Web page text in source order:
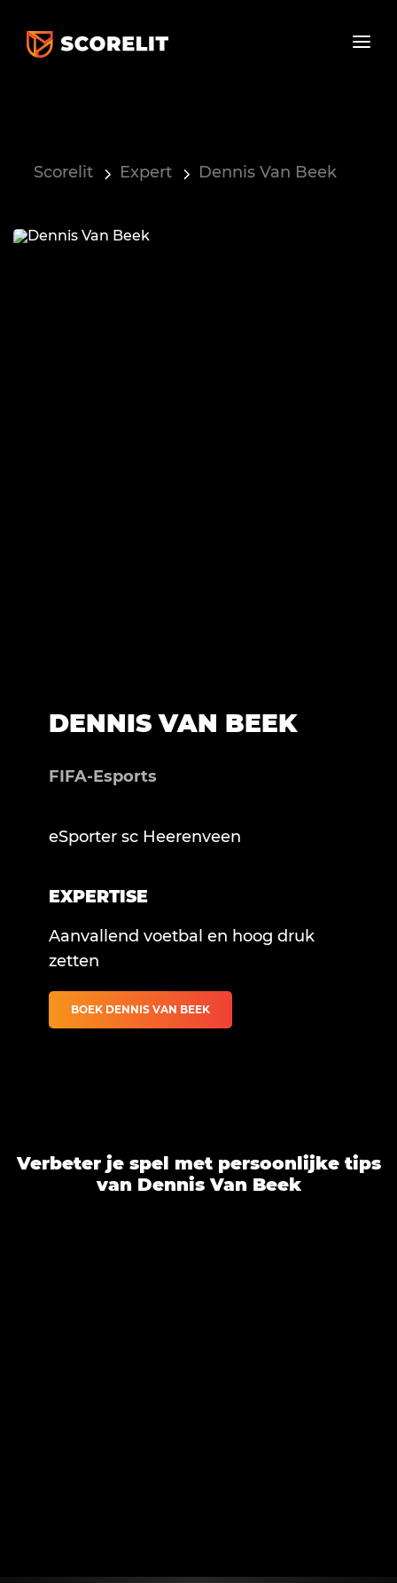
Scorelit Expert Dennis Van Beek
DENNIS VAN BEEK
FIFA-Esports
eSporter sc Heerenveen
EXPERTISE
Aanvallend voetbal en hoog druk
zetten
BOEK DENNIS VAN BEEK
Verbeter je spel met persoonlijke tips
van Dennis Van Beek